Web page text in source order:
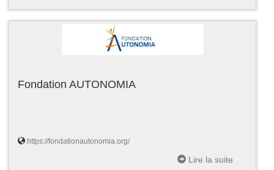
Fondation AUTONOMIA
https://fondationautonomia.org/
Lire la suite